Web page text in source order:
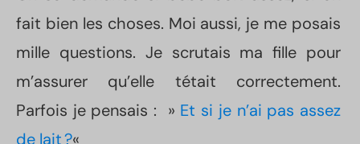
fait bien les choses. Moi aussi, je me posais
mille questions. Je scrutais ma fille pour
m’assurer qu’elle tétait correctement.
Parfois je pensais : » Et si je n’ai pas assez
de lait ?«